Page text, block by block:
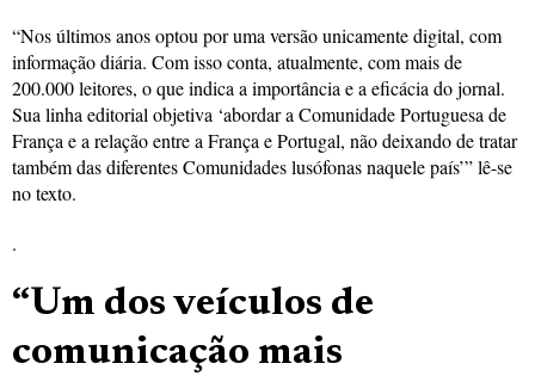
“Nos últimos anos optou por uma versão unicamente digital, com
informação diária. Com isso conta, atualmente, com mais de
200.000 leitores, o que indica a importância e a eficácia do jornal.
Sua linha editorial objetiva ‘abordar a Comunidade Portuguesa de
França e a relação entre a França e Portugal, não deixando de tratar
também das diferentes Comunidades lusófonas naquele país’” lê-se
no texto.
.
“Um dos veículos de
comunicação mais